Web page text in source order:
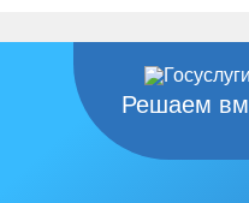
млн рублей
Решаем